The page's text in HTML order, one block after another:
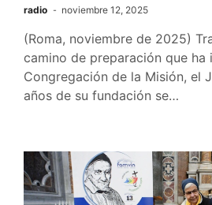
radio noviembre 12, 2025
(Roma, noviembre de 2025)
camino de preparación que
Congregación de la Misión, el
años de su fundación se…